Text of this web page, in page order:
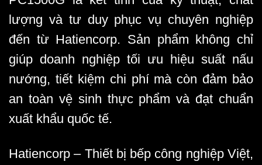
lượng và tư duy phục vụ chuyên nghiệp
đến từ Hatiencorp. Sản phẩm không chỉ
giúp doanh nghiệp tối ưu hiệu suất nấu
nướng, tiết kiệm chi phí mà còn đảm bảo
an toàn vệ sinh thực phẩm và đạt chuẩn
xuất khẩu quốc tế.
Hatiencorp – Thiết bị bếp công nghiệp Việt,